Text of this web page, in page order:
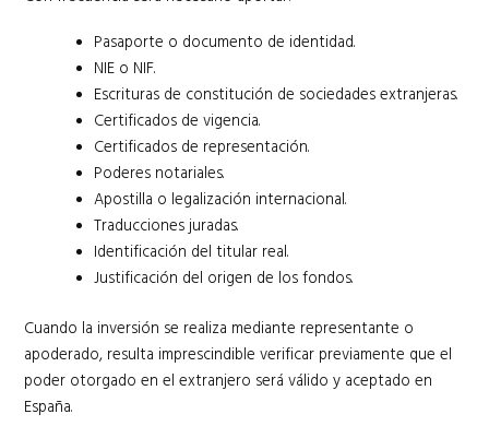
Pasaporte o documento de identidad.
NIE o NIF.
Escrituras de constitución de sociedades extranjeras.
Certificados de vigencia.
Certificados de representación.
Poderes notariales.
Apostilla o legalización internacional.
Traducciones juradas.
Identificación del titular real.
Justificación del origen de los fondos.
Cuando la inversión se realiza mediante representante o
apoderado, resulta imprescindible verificar previamente que el
poder otorgado en el extranjero será válido y aceptado en
España.